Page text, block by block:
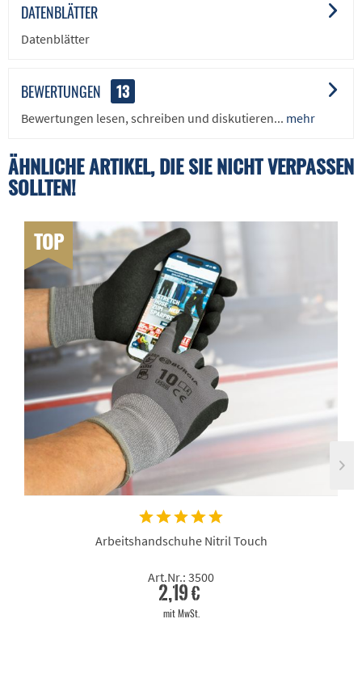
DATENBLÄTTER
Datenblätter
BEWERTUNGEN 13
Bewertungen lesen, schreiben und diskutieren... mehr
ÄHNLICHE ARTIKEL, DIE SIE NICHT VERPASSEN
SOLLTEN!
TOP
Arbeitshandschuhe Nitril Touch
Art.Nr.: 3500
2,19 €
mit MwSt.